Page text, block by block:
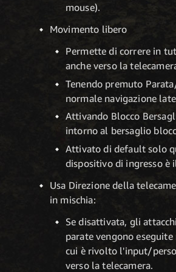
mouse).
Movimento libero
Permette di correre in
anche verso la
Tenendo premuto
normale navigazione
Attivando Blocco
intorno al bersaglio
Attivato di default solo
dispositivo di ingresso è
Usa Direzione della
in mischia:
Se disattivata, gli
parate vengono
cui è rivolto l'input/
verso la telecamera.